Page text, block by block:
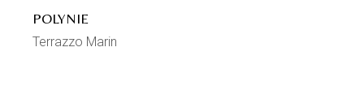
POLYNIE
Terrazzo Marin